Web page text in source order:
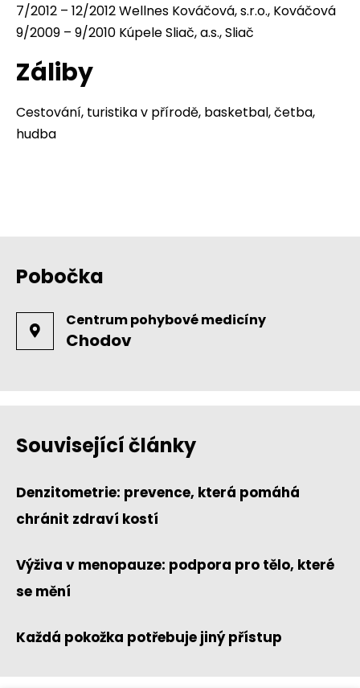
7/2012 – 12/2012 Wellnes Kováčová, s.r.o., Kováčová
9/2009 – 9/2010 Kúpele Sliač, a.s., Sliač
Záliby
Cestování, turistika v přírodě, basketbal, četba,
hudba
Pobočka
Centrum pohybové medicíny
Chodov
Související články
Denzitometrie: prevence, která pomáhá
chránit zdraví kostí
Výživa v menopauze: podpora pro tělo, které
se mění
Každá pokožka potřebuje jiný přístup